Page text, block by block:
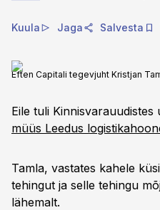
Kuula Jaga Salvesta
Eften Capitali tegevjuht Kristjan
Eile tuli Kinnisvarauudistes
müüs Leedus
Tamla, vastates kahele
tehingut ja selle tehingu
lähemalt.